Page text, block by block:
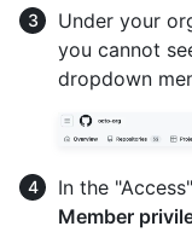
Under your
you cannot
dropdown
In the
Member